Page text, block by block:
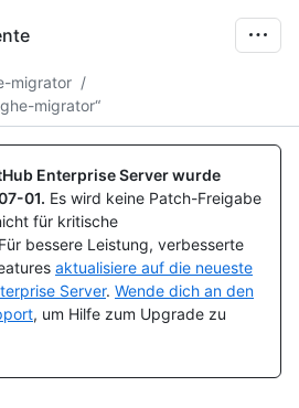
migrator /
migrator“
Enterprise Server wurde
01. Es wird keine Patch-Freigabe
für kritische
bessere Leistung, verbesserte
aktualisiere auf die neueste
Server. Wende dich an den
, um Hilfe zum Upgrade zu